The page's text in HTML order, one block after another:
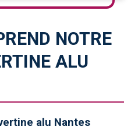
NOTRE
ALU
alu Nantes